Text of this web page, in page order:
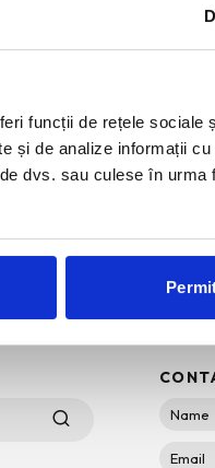
funcții de rețele sociale
și de analize informații
dvs. sau culese în urma
2026.
Cele
ale